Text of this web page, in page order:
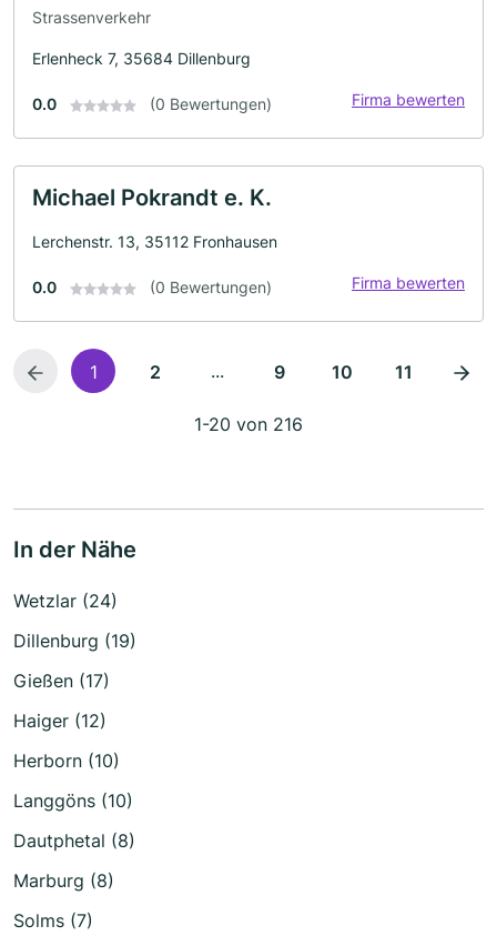
Strassenverkehr
Erlenheck 7, 35684 Dillenburg
0.0 (0 Bewertungen) Firma bewerten
Michael Pokrandt e. K.
Lerchenstr. 13, 35112 Fronhausen
0.0 (0 Bewertungen) Firma bewerten
1 2 ... 9 10 11
1-20 von 216
In der Nähe
Wetzlar (24)
Dillenburg (19)
Gießen (17)
Haiger (12)
Herborn (10)
Langgöns (10)
Dautphetal (8)
Marburg (8)
Solms (7)